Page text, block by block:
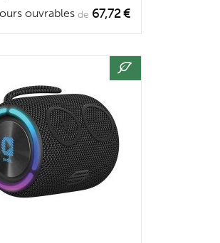
ouvrables de 67,72 €